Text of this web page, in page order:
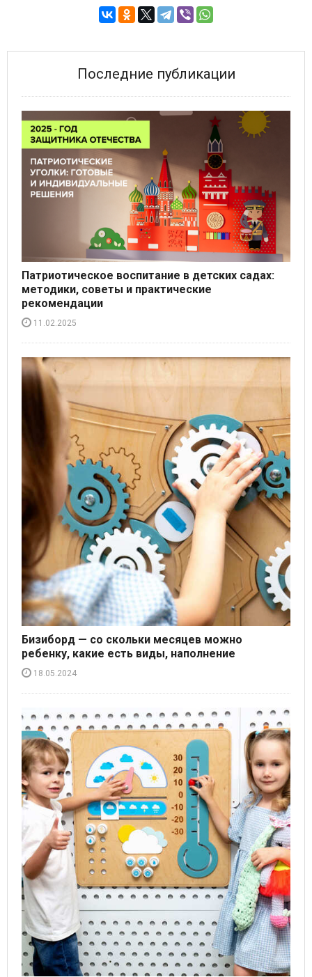
Последние публикации
Патриотическое воспитание в детских садах:
методики, советы и практические
рекомендации
11.02.2025
Бизиборд — со скольки месяцев можно
ребенку, какие есть виды, наполнение
18.05.2024